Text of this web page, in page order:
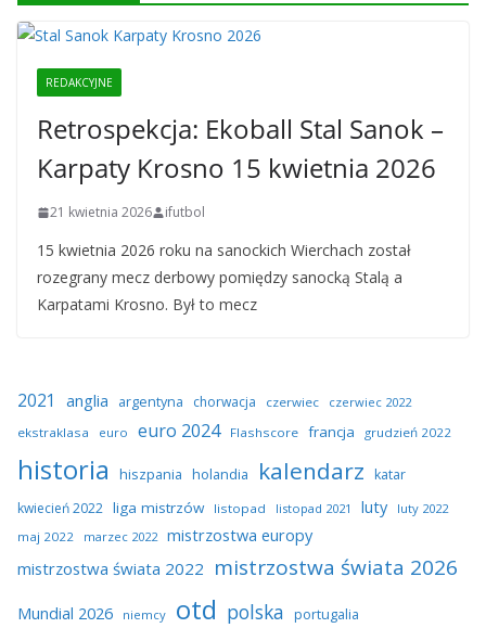
REDAKCYJNE
Retrospekcja: Ekoball Stal Sanok –
Karpaty Krosno 15 kwietnia 2026
21 kwietnia 2026 ifutbol
15 kwietnia 2026 roku na sanockich Wierchach został
rozegrany mecz derbowy pomiędzy sanocką Stalą a
Karpatami Krosno. Był to mecz
2021 anglia argentyna chorwacja czerwiec
czerwiec 2022
ekstraklasa
euro euro 2024 Flashscore francja grudzień 2022
historia hiszpania holandia kalendarz katar
kwiecień 2022 liga mistrzów listopad listopad 2021 luty
luty 2022
maj 2022
marzec 2022 mistrzostwa europy
mistrzostwa świata 2022 mistrzostwa świata 2026
Mundial 2026 niemcy otd polska portugalia